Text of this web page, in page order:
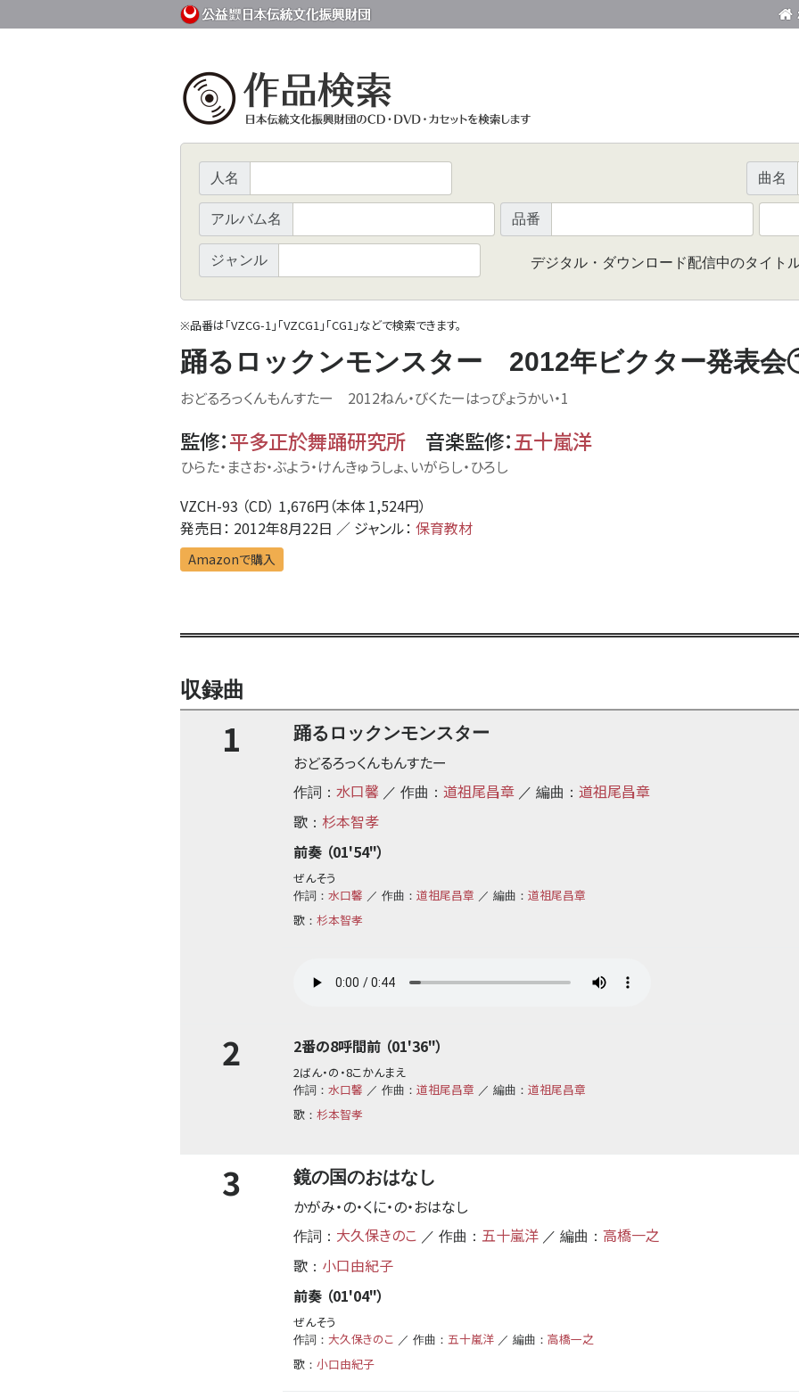
人名 曲名
アルバム名 品番
ジャンル デジタル・ダウンロード配信中のタイト
※品番は「VZCG-1」「VZCG1」「CG1」などで検索できます。
踊るロックンモンスター 2012年ビクター発表
おどるろっくんもんすたー 2012ねん・びくたーはっぴょうかい・1
監修：平多正於舞踊研究所 音楽監修： 五十嵐洋
ひらた・まさお・ぶよう・けんきゅうしょ、いがらし・ひろし
VZCH-93 （CD） 1,676円（本体 1,524円）
発売日： 2012年8月22日 ／ ジャンル： 保育教材
Amazonで購入
収録曲
1 踊るロックンモンスター
おどるろっくんもんすたー
作詞： 水口馨 ／ 作曲： 道祖尾昌章 ／ 編曲： 道祖尾昌章
歌 ： 杉本智孝
前奏 （01'54"）
ぜんそう
作詞： 水口馨 ／ 作曲： 道祖尾昌章 ／ 編曲： 道祖尾昌章
歌 ： 杉本智孝
2 2番の8呼間前 （01'36"）
2ばん・の・8こかんまえ
作詞： 水口馨 ／ 作曲： 道祖尾昌章 ／ 編曲： 道祖尾昌章
歌 ： 杉本智孝
3 鏡の国のおはなし
かがみ・の・くに・の・おはなし
作詞： 大久保きのこ ／ 作曲： 五十嵐洋 ／ 編曲： 高橋一之
歌 ： 小口由紀子
前奏 （01'04"）
ぜんそう
作詞： 大久保きのこ ／ 作曲： 五十嵐洋 ／ 編曲： 高橋一之
歌 ： 小口由紀子